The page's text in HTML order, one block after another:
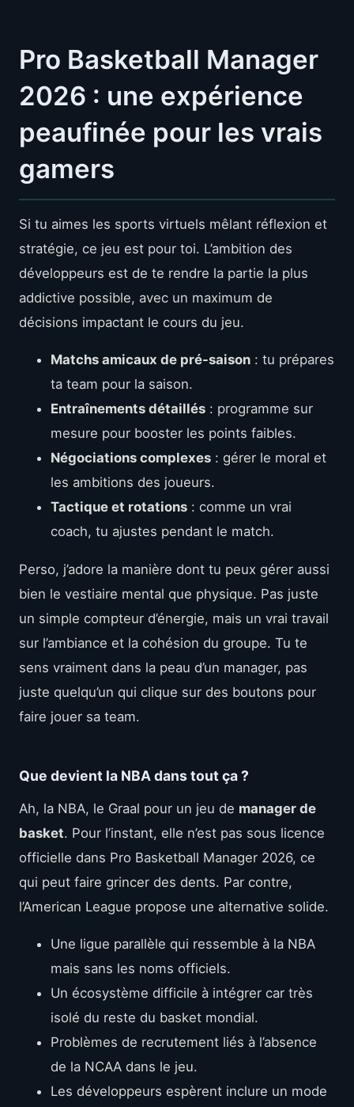
Pro Basketball Manager
2026 : une expérience
peaufinée pour les vrais
gamers
Si tu aimes les sports virtuels mêlant réflexion et
stratégie, ce jeu est pour toi. L’ambition des
développeurs est de te rendre la partie la plus
addictive possible, avec un maximum de
décisions impactant le cours du jeu.
Matchs amicaux de pré-saison : tu prépares
ta team pour la saison.
Entraînements détaillés : programme sur
mesure pour booster les points faibles.
Négociations complexes : gérer le moral et
les ambitions des joueurs.
Tactique et rotations : comme un vrai
coach, tu ajustes pendant le match.
Perso, j’adore la manière dont tu peux gérer aussi
bien le vestiaire mental que physique. Pas juste
un simple compteur d’énergie, mais un vrai travail
sur l’ambiance et la cohésion du groupe. Tu te
sens vraiment dans la peau d’un manager, pas
juste quelqu’un qui clique sur des boutons pour
faire jouer sa team.
Que devient la NBA dans tout ça ?
Ah, la NBA, le Graal pour un jeu de manager de
basket. Pour l’instant, elle n’est pas sous licence
officielle dans Pro Basketball Manager 2026, ce
qui peut faire grincer des dents. Par contre,
l’American League propose une alternative solide.
Une ligue parallèle qui ressemble à la NBA
mais sans les noms officiels.
Un écosystème difficile à intégrer car très
isolé du reste du basket mondial.
Problèmes de recrutement liés à l’absence
de la NCAA dans le jeu.
Les développeurs espèrent inclure un mode